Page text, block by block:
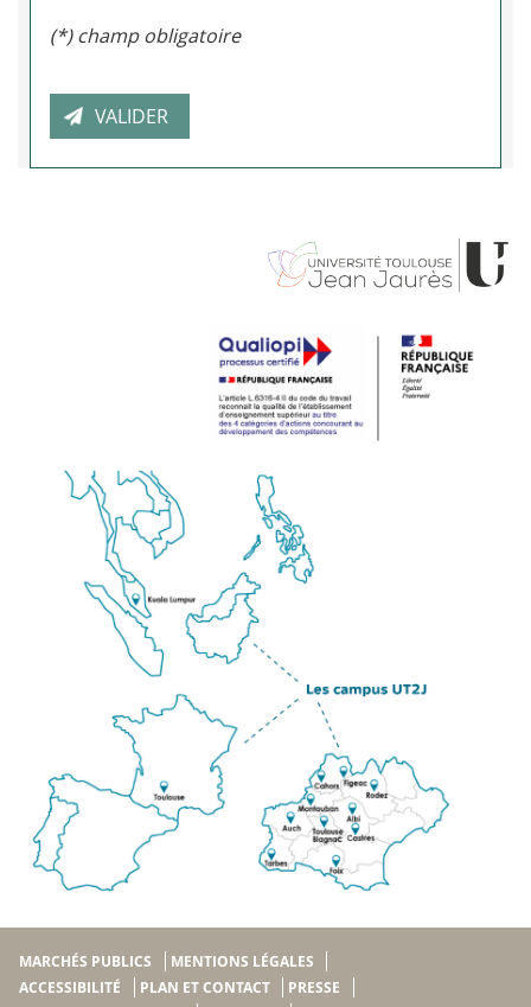
(*) champ obligatoire
MARCHÉS PUBLICS
MENTIONS LÉGALES
ACCESSIBILITÉ
PLAN ET CONTACT
PRESSE